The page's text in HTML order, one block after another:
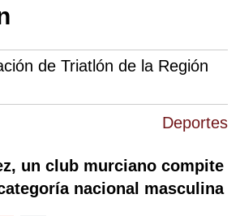
Deportes
de Triatlón de la Región
un club murciano compite
nacional masculina